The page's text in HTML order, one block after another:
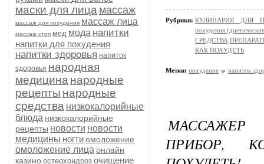
маски для лица массаж
массаж для похудения массаж лица
массаж стоп мед мода напитки
напитки для похудения
напитки здоровья напиток
здоровья народная
медицина народные
рецепты народные
средства низкокалорийные
блюда низкокалорийные
рецепты новости новости
медицины ногтиомоложение
омоложение лица онлайн
казино остеохондроз очищение
Рубрики: КУЛИНАРИЯ ДЛЯ
похудения
КАК ПОХУДЕТЬ
Метки: похудение напиток
МАССАЖЕР
ПРИБОР,